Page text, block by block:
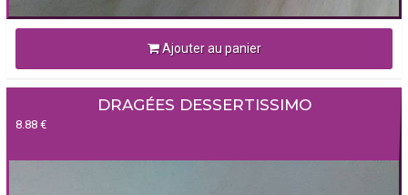
Ajouter au panier
DRAGÉES DESSERTISSIMO
8.88 €